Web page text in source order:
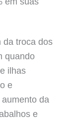
da troca dos
quando
ilhas
e
da
e